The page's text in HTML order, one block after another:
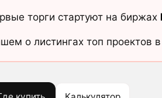
торги стартуют на биржах
о листингах топ проектов